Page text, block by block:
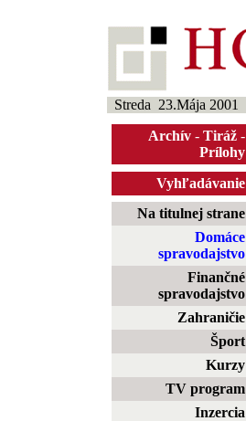
Streda 23.Mája 2001
Archív - Tiráž -
Prílohy
Vyhľadávanie
Na titulnej strane
Domáce
spravodajstvo
Finančné
spravodajstvo
Zahraničie
Šport
Kurzy
TV program
Inzercia